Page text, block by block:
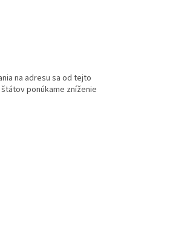
na adresu sa od tejto
ponúkame zníženie